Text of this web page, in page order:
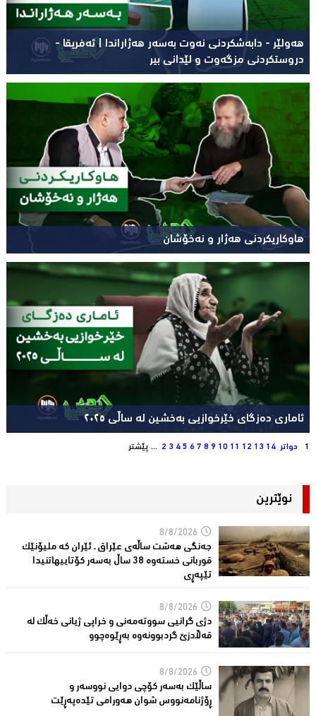
هەولێر - دابەشکردنی نەوت بەسەر هەژاراندا | ئەفریقا -
دروستکردنی مزگەوت و لێدانی بیر
هاوکاریکردنی هەژار و نەخۆشان
ئاماری دەزگای خێرخوازیی بەخشین لە ساڵی ٢٠٢٥
دواتر 1
2 3 45 6 7 8 9 10 11 12 13 14
... پێشتر
نوێترین
8/8/2026
جەنگی هەشت ساڵەی عێراق ـ ئێران کە ملیۆنێک
قوربانى خستەوە 38 ساڵ بەسەر كۆتاییهاتنیدا
تێپەڕى
8/8/2026
دژی گرانیی سووتەمەنی و خراپی ژیانی خەڵك لە
قەڵادزێ‌ گردبوونەوە بەڕێوەچوو
8/8/2026
ساڵێك بەسەر كۆچی دوایی نووسەر و
ڕۆژنامەنووس شوان هەورامی تێدەپەڕێت